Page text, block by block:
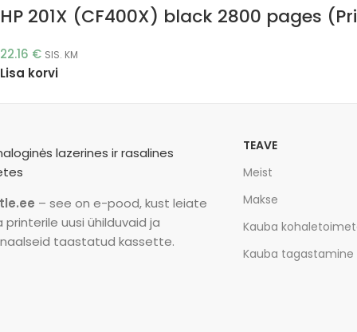
HP 201X (CF400X) black 2800 pages
22.16 € SIS. KM
Lisa korvi
– see on e-pood, kust leiate
printerile uusi ühilduvaid ja
taastatud kassette.
TEAVE
Meist
Makse
Kauba
Kauba tagastamine